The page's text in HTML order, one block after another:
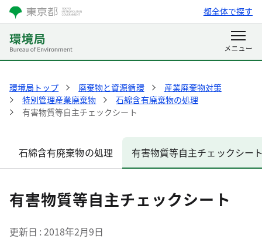
都全体で探す
環境局トップ 廃棄物と資源循環
産業廃棄物対策
特別管理産業廃棄物
石綿含有廃棄物の処理
有害物質等自主チェックシート
石綿含有廃棄物の処理 有害物質等自主チェックシー
有害物質等自主チェックシート
更新日 2018年2月9日